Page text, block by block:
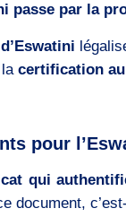
passe par la
certification
pour
qui
document,